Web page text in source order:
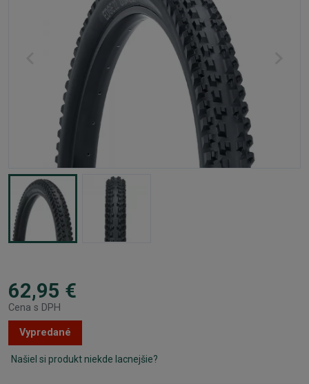
62,95 €
Cena s DPH
Vypredané
Našiel si produkt niekde lacnejšie?